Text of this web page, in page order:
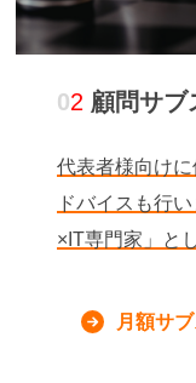
02 顧問サブ
代表者様向け
ドバイスも行
×IT専門家」と
月額サ